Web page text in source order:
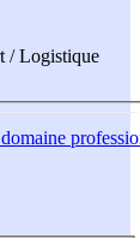
/ Logistique